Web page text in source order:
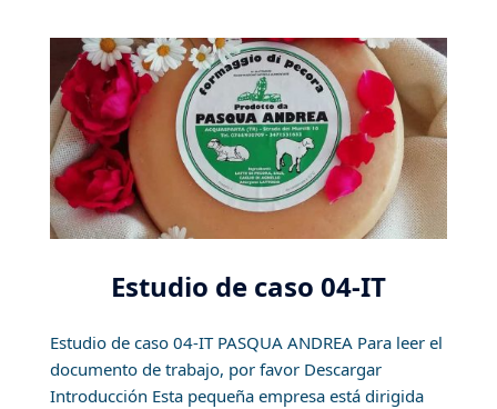
Estudio de caso 04-IT
Estudio de caso 04-IT PASQUA ANDREA Para leer el
documento de trabajo, por favor Descargar
Introducción Esta pequeña empresa está dirigida